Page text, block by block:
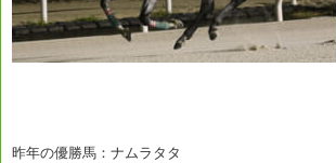
昨年の優勝馬：ナムラタタ